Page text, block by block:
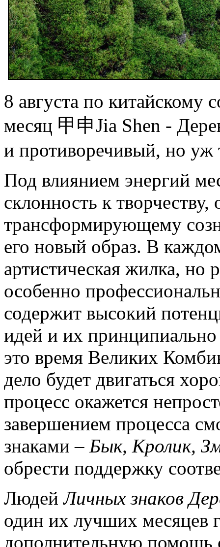
8 августа по китайскому
месяц 甲申Jia Shen -
и противоречивый, но уж
Под влиянием энергий
склонность к
трансформирующему
его новый образ. В
артистическая жилка, но
особенно
содержит высокий
идей и их
это время Великих
дело будет двигаться
процесс окажется
завершением процесса
знаками – Бык, Кролик,
обрести поддержку
ЛюдейЛичных знаков
один их лучших месяцев
дополнительную помощь